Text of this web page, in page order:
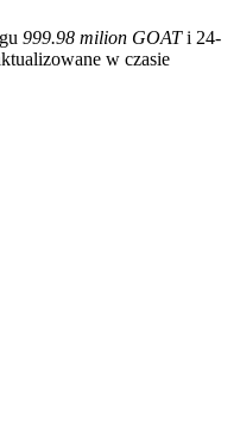
999.98 milion GOATi 24-
w czasie